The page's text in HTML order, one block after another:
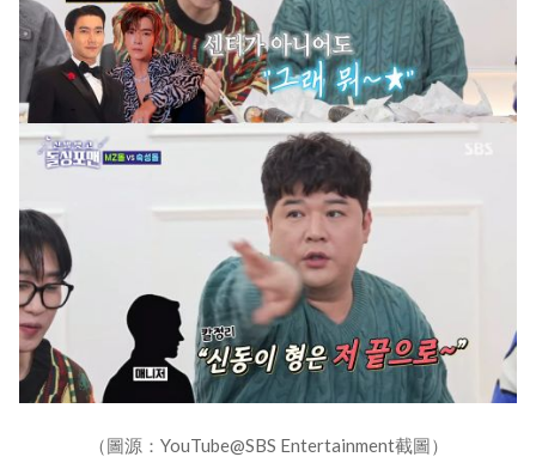
（圖源：YouTube@SBS Entertainment截圖）